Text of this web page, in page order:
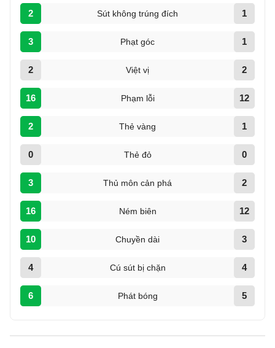
2 Sút không trúng đích 1
3 Phạt góc 1
2 Việt vị 2
16 Phạm lỗi 12
2 Thẻ vàng 1
0 Thẻ đỏ 0
3 Thủ môn cản phá 2
16 Ném biên 12
10 Chuyền dài 3
4 Cú sút bị chặn 4
6 Phát bóng 5